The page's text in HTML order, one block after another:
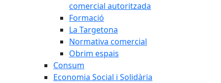
comercial autoritzada
Formació
La Targetona
Normativa comercial
Obrim espais
Consum
Economia Social i Solidària